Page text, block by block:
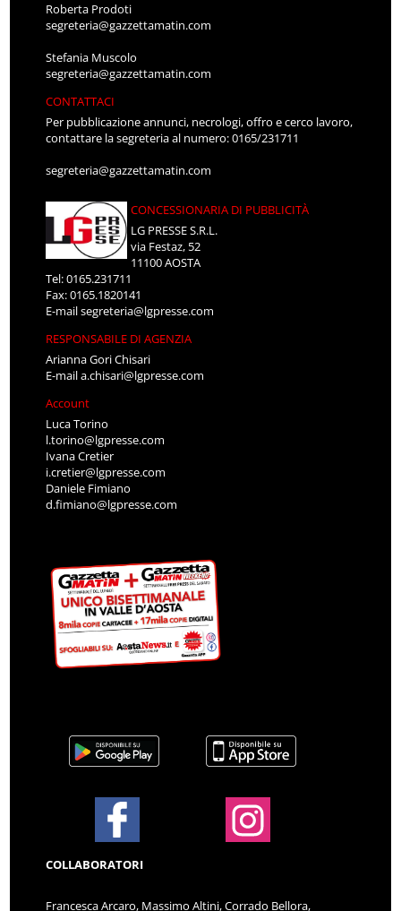
Roberta Prodoti
segreteria@gazzettamatin.com
Stefania Muscolo
segreteria@gazzettamatin.com
CONTATTACI
Per pubblicazione annunci, necrologi, offro e cerco lavoro,
contattare la segreteria al numero: 0165/231711
segreteria@gazzettamatin.com
CONCESSIONARIA DI PUBBLICITÀ
LG PRESSE S.R.L.
via Festaz, 52
11100 AOSTA
Tel: 0165.231711
Fax: 0165.1820141
E-mailsegreteria@lgpresse.com
RESPONSABILE DI AGENZIA
Arianna Gori Chisari
E-maila.chisari@lgpresse.com
Account
Luca Torino
l.torino@lgpresse.com
Ivana Cretier
i.cretier@lgpresse.com
Daniele Fimiano
d.fimiano@lgpresse.com
COLLABORATORI
Francesca Arcaro, Massimo Altini, Corrado Bellora,